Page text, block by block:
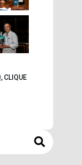
CLIQUE